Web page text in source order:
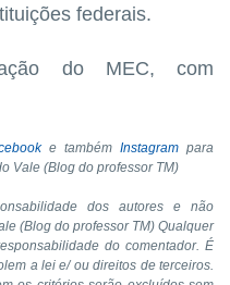
federais.
do MEC, com
e tambémInstagram para
Vale (Blog do professor TM)
dos autores e não
(Blog do professor TM) Qualquer
do comentador. É
a lei e/ ou direitos de terceiros.